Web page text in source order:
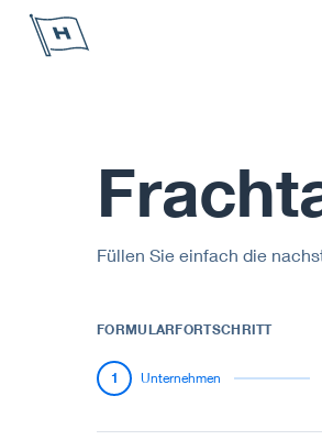
Höegh Autoliners
Füllen Sie einfach die
FORMULARFORTSCHRITT
1 Unternehmen